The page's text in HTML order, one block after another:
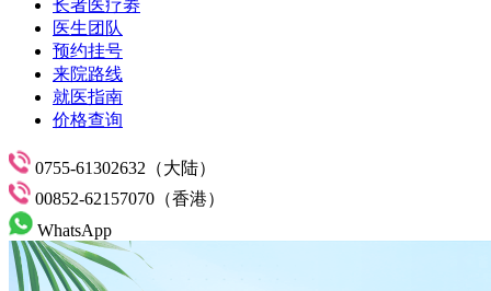
长者医疗劵
医生团队
预约挂号
来院路线
就医指南
价格查询
0755-61302632（大陆）
00852-62157070（香港）
WhatsApp